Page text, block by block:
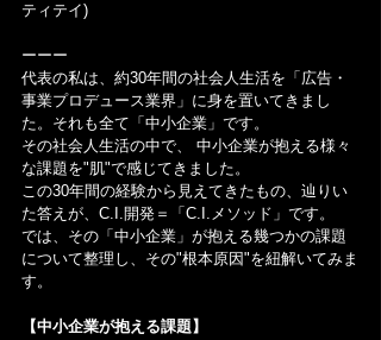
ティテイ)
ーーー
代表の私は、約30年間の社会人生活を「広告・
事業プロデュース業界」に身を置いてきまし
た。それも全て「中小企業」です。
その社会人生活の中で、 中小企業が抱える様々
な課題を"肌"で感じてきました。
この30年間の経験から見えてきたもの、辿りい
た答えが、C.I.開発＝「C.I.メソッド」です。
では、その「中小企業」が抱える幾つかの課題
について整理し、その"根本原因"を紐解いてみま
す。
【中小企業が抱える課題】